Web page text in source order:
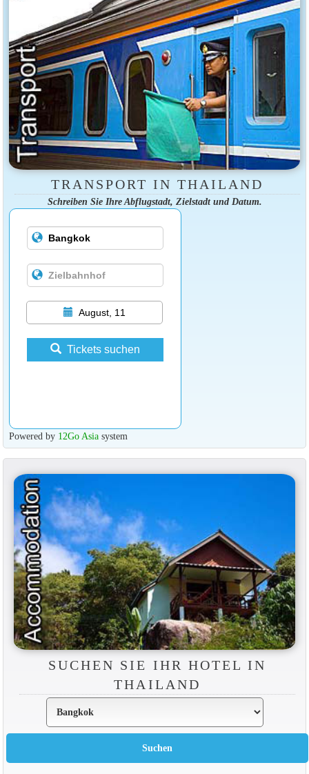
TRANSPORT IN THAILAND
Schreiben Sie Ihre Abflugstadt, Zielstadt und Datum.
August, 11
Tickets suchen
Powered by 12Go Asiasystem
SUCHEN SIE IHR HOTEL IN
THAILAND